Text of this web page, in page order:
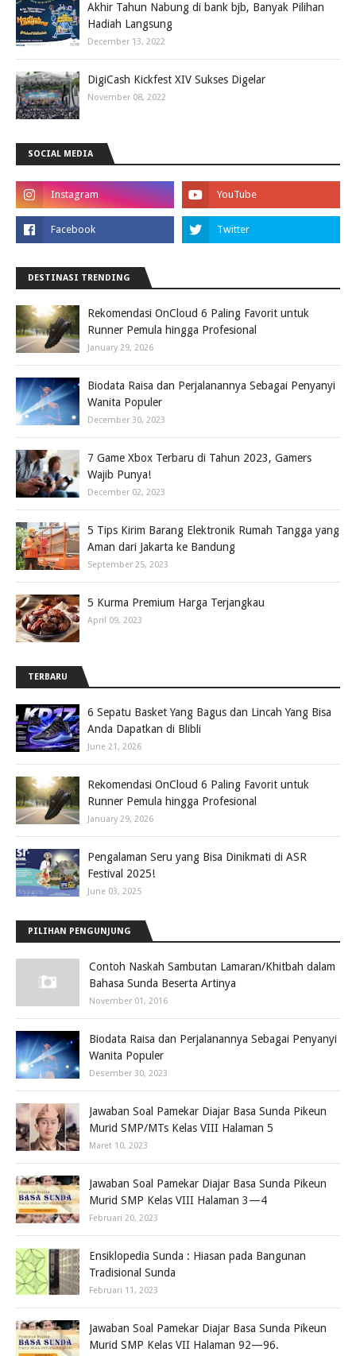
Akhir Tahun Nabung di bank bjb, Banyak Pilihan
Hadiah Langsung
December 13, 2022
DigiCash Kickfest XIV Sukses Digelar
November 08, 2022
SOCIAL MEDIA
DESTINASI TRENDING
Rekomendasi OnCloud 6 Paling Favorit untuk
Runner Pemula hingga Profesional
January 29, 2026
Biodata Raisa dan Perjalanannya Sebagai Penyanyi
Wanita Populer
December 30, 2023
7 Game Xbox Terbaru di Tahun 2023, Gamers
Wajib Punya!
December 02, 2023
5 Tips Kirim Barang Elektronik Rumah Tangga yang
Aman dari Jakarta ke Bandung
September 25, 2023
5 Kurma Premium Harga Terjangkau
April 09, 2023
TERBARU
6 Sepatu Basket Yang Bagus dan Lincah Yang Bisa
Anda Dapatkan di Blibli
June 21, 2026
Rekomendasi OnCloud 6 Paling Favorit untuk
Runner Pemula hingga Profesional
January 29, 2026
Pengalaman Seru yang Bisa Dinikmati di ASR
Festival 2025!
June 03, 2025
PILIHAN PENGUNJUNG
Contoh Naskah Sambutan Lamaran/Khitbah dalam
Bahasa Sunda Beserta Artinya
November 01, 2016
Biodata Raisa dan Perjalanannya Sebagai Penyanyi
Wanita Populer
Desember 30, 2023
Jawaban Soal Pamekar Diajar Basa Sunda Pikeun
Murid SMP/MTs Kelas VIII Halaman 5
Maret 10, 2023
Jawaban Soal Pamekar Diajar Basa Sunda Pikeun
Murid SMP Kelas VIII Halaman 3—4
Februari 20, 2023
Ensiklopedia Sunda : Hiasan pada Bangunan
Tradisional Sunda
Februari 11, 2023
Jawaban Soal Pamekar Diajar Basa Sunda Pikeun
Murid SMP Kelas VII Halaman 92—96.